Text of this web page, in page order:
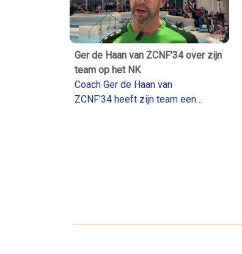
Ger de Haan van ZCNF'34 over zijn
team op het NK
Coach Ger de Haan van
ZCNF'34 heeft zijn team een